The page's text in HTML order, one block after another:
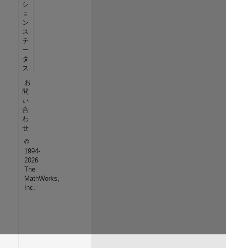
シ
ョ
ン
ス
テ
ー
タ
ス
お
問
い
合
わ
せ
©
1994-
2026
The
MathWorks,
Inc.